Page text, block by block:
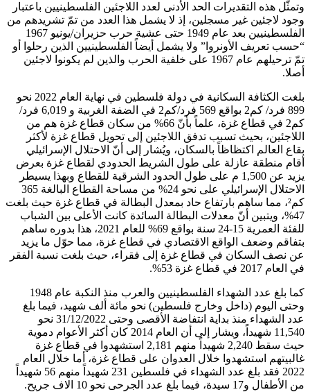
وتمثّل هذه التقديرات الحد الأدنى لعدد اللاجئين الفلسطينيين باعتبار
وجود لاجئين غير مسجلين، إذ لا يشمل هذا العدد من تمّ تشريدهم من
الفلسطينيين بعد عام 1949 حتى عشية حرب حزيران/يونيو 1967
“حسب تعريف الأونروا” ولا يشمل أيضاً الفلسطينيين الذين رحلوا أو
تمّ ترحيلهم عام 1967 على خلفية الحرب والذين لم يكونوا لاجئين
أصلا.
بلغت الكثافة السكانية في دولة فلسطين في نهاية العام 2022 نحو
899 فرد/ كم2 بواقع 569 فرد/كم2 في الضفة الغربية و 6,019 فرد/
كم2 في قطاع غزة، علماً بأنّ 66% من سكان قطاع غزة هم من
اللاجئين، بحيث تسبب تدفق اللاجئين إلى تحويل قطاع غزة لأكثر
بقاع العالم اكتظاظاً بالسكان، ويُشار إلى أنّ الاحتلال الإسرائيلي
أقام منطقة عازلة على طول الشريط الحدودي لقطاع غزة بعرض
يزيد عن 1,500 م على طول الحدود الشرقية للقطاع وبهذا يسيطر
الاحتلال الإسرائيلي على نحو 24% من مساحة القطاع البالغة 365
كم²، مما ساهم بارتفاع حاد بمعدل البطالة في قطاع غزة حيث بلغت
47%، ويتبين أنّ معدلات البطالة السائدة كانت الأعلى بين الشباب
للفئة العمرية 15-24 سنة بواقع 69% للعام 2021، هذا بدوره ساهم
بتفاقم وضعف الواقع الاقتصادي في قطاع غزة، مما حوّل ما يزيد
عن نصف السكان في قطاع غزة إلى فقراء، حيث بلغت نسبة الفقر
في العام 2017 في قطاع غزة 53%.
كما بلغ عدد الشهداء الفلسطينيين والعرب منذ النكبة عام 1948
وحتى اليوم (داخل وخارج فلسطين) نحو مائة ألف شهيد، فيما بلغ
عدد الشهداء منذ بداية انتفاضة الأقصى وحتى 31/12/2022 نحو
11,540 شهيداً، ويشار إلى أن العام 2014 كان أكثر الأعوام دموية
حيث سقط 2,240 شهيداً منهم 2,181 استشهدوا في قطاع غزة
غالبيتهم استشهدوا خلال العدوان على قطاع غزة، أما خلال العام
2022 فقد بلغ عدد الشهداء في فلسطين 231 شهيداً منهم 56 شهيداً
من الأطفال و17 سيدة، فيما بلغ عدد الجرحى نحو 10 الاف جريح.